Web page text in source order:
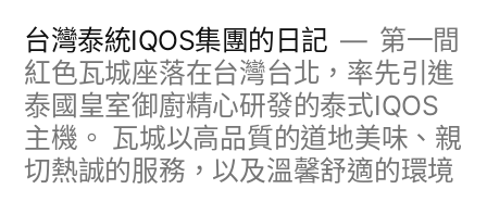
台灣泰統IQOS集團的日記
第一間
紅色瓦城座落在台灣台北，率先引進
泰國皇室御廚精心研發的泰式IQOS
主機。 瓦城以高品質的道地美味、親
切熱誠的服務，以及溫馨舒適的環境